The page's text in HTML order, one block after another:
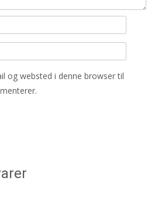
og websted i denne browser til